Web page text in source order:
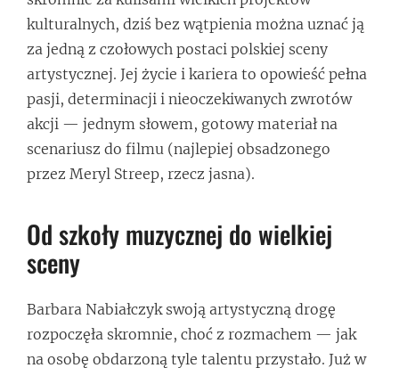
kulturalnych, dziś bez wątpienia można uznać ją
za jedną z czołowych postaci polskiej sceny
artystycznej. Jej życie i kariera to opowieść pełna
pasji, determinacji i nieoczekiwanych zwrotów
akcji — jednym słowem, gotowy materiał na
scenariusz do filmu (najlepiej obsadzonego
przez Meryl Streep, rzecz jasna).
Od szkoły muzycznej do wielkiej
sceny
Barbara Nabiałczyk swoją artystyczną drogę
rozpoczęła skromnie, choć z rozmachem — jak
na osobę obdarzoną tyle talentu przystało. Już w